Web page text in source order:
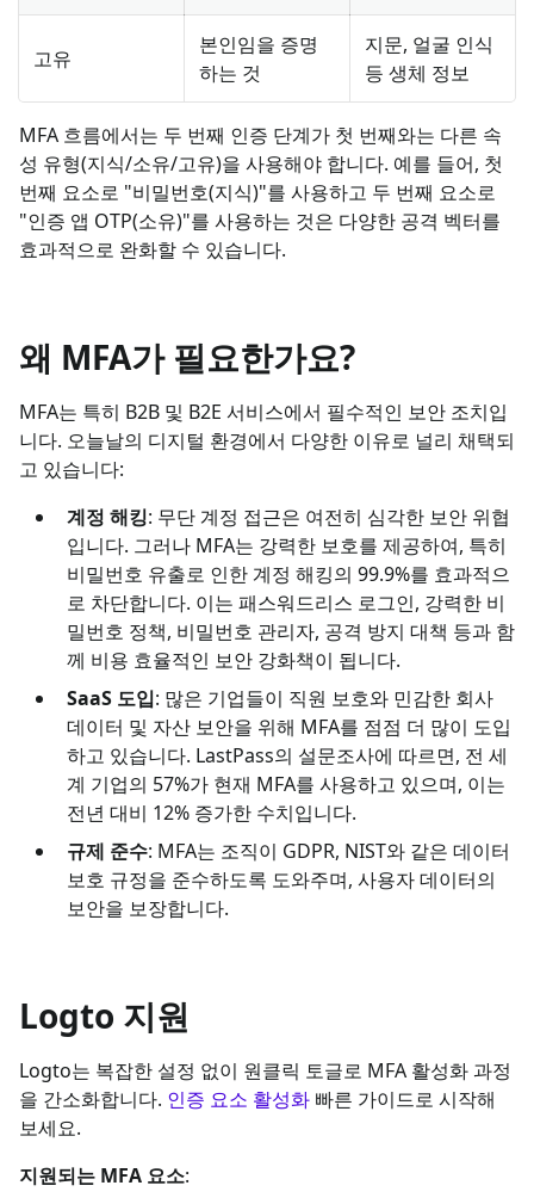
고유
본인임을 증명
하는 것
지문, 얼굴 인식
등 생체 정보
MFA 흐름에서는 두 번째 인증 단계가 첫 번째와는 다른 속
성 유형(지식/소유/고유)을 사용해야 합니다. 예를 들어, 첫
번째 요소로 "비밀번호(지식)"를 사용하고 두 번째 요소로
"인증 앱 OTP(소유)"를 사용하는 것은 다양한 공격 벡터를
효과적으로 완화할 수 있습니다.
왜 MFA가 필요한가요?
MFA는 특히 B2B 및 B2E 서비스에서 필수적인 보안 조치입
니다. 오늘날의 디지털 환경에서 다양한 이유로 널리 채택되
고 있습니다:
계정 해킹: 무단 계정 접근은 여전히 심각한 보안 위협
입니다. 그러나 MFA는 강력한 보호를 제공하여, 특히
비밀번호 유출로 인한 계정 해킹의 99.9%를 효과적으
로 차단합니다. 이는 패스워드리스 로그인, 강력한 비
밀번호 정책, 비밀번호 관리자, 공격 방지 대책 등과 함
께 비용 효율적인 보안 강화책이 됩니다.
SaaS 도입: 많은 기업들이 직원 보호와 민감한 회사
데이터 및 자산 보안을 위해 MFA를 점점 더 많이 도입
하고 있습니다. LastPass의 설문조사에 따르면, 전 세
계 기업의 57%가 현재 MFA를 사용하고 있으며, 이는
전년 대비 12% 증가한 수치입니다.
규제 준수: MFA는 조직이 GDPR, NIST와 같은 데이터
보호 규정을 준수하도록 도와주며, 사용자 데이터의
보안을 보장합니다.
Logto 지원
Logto는 복잡한 설정 없이 원클릭 토글로 MFA 활성화 과정
을 간소화합니다. 인증 요소 활성화 빠른 가이드로 시작해
보세요.
지원되는 MFA 요소: